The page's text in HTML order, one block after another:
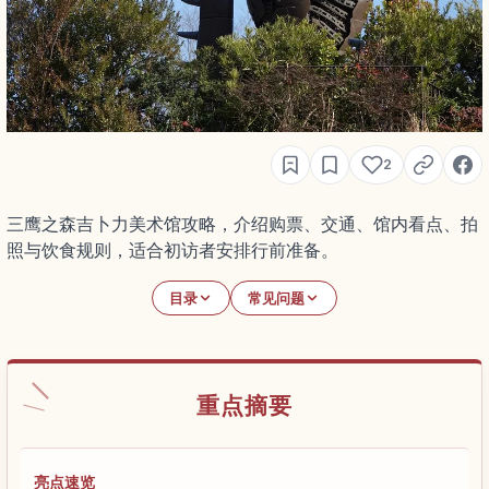
2
三鹰之森吉卜力美术馆攻略，介绍购票、交通、馆内看点、拍
照与饮食规则，适合初访者安排行前准备。
目录 常见问题
重点摘要
亮点速览